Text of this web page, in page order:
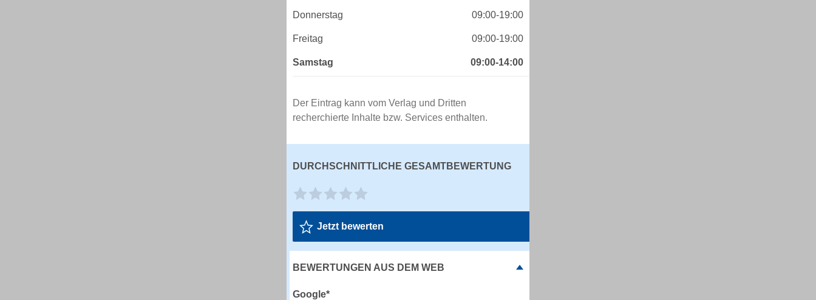
Donnerstag 09:00-19:00
Freitag 09:00-19:00
Samstag 09:00-14:00
Der Eintrag kann vom Verlag und Dritten
recherchierte Inhalte bzw. Services enthalten.
DURCHSCHNITTLICHE GESAMTBEWERTUNG
Jetzt bewerten
BEWERTUNGEN AUS DEM WEB
Google*